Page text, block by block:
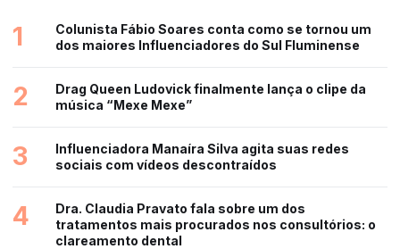
1
Colunista Fábio Soares conta como se tornou um
dos maiores Influenciadores do Sul Fluminense
2
Drag Queen Ludovick finalmente lança o clipe da
música “Mexe Mexe”
3
Influenciadora Manaíra Silva agita suas redes
sociais com vídeos descontraídos
4
Dra. Claudia Pravato fala sobre um dos
tratamentos mais procurados nos consultórios: o
clareamento dental